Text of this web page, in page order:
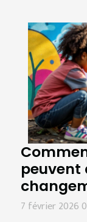
peuvent
7 février 2026